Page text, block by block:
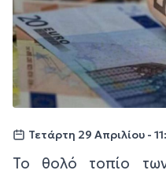
Τετάρτη 29 Απριλίου -
Το θολό τοπίο